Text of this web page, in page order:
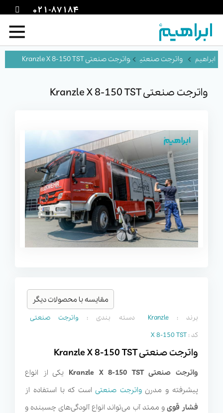
021-87184
واترجت صنعتی واترجت صنعتی Kranzle X 8-150 TST
واترجت صنعتی Kranzle X 8-150 TST
مقایسه با محصولات دیگر
برند :Kranzle دسته بندی : واترجت صنعتی
کد : X 8-150 TST
واترجت صنعتی Kranzle X 8-150 TST
واترجت صنعتی Kranzle X 8-150 TST یکی از انواع
پیشرفته و مدرنواترجت صنعتیاست که با استفاده از
فشار قوی و ممتد آب می‌تواند انواع آلودگی‌های چسبنده و